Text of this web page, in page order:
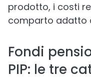
prodotto, i costi
comparto adatto
Fondi
PIP: le tre